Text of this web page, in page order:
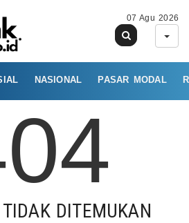
07 Agu 2026
NASIONAL PASAR MODAL
DITEMUKAN